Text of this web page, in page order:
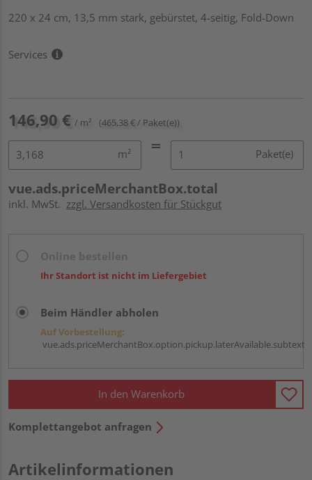
220 x 24 cm, 13,5 mm stark, gebürstet, 4-seitig, Fold-Down
Services
146,90 € / m² (465,38 € / Paket(e))
m² Paket(e)
vue.ads.priceMerchantBox.total
inkl. MwSt. zzgl. Versandkosten für Stückgut
Ihr Standort ist nicht im Liefergebiet
Beim Händler abholen
Auf Vorbestellung:
vue.ads.priceMerchantBox.option.pickup.laterAvailable.subtext
In den Warenkorb
Komplettangebot anfragen
Artikelinformationen